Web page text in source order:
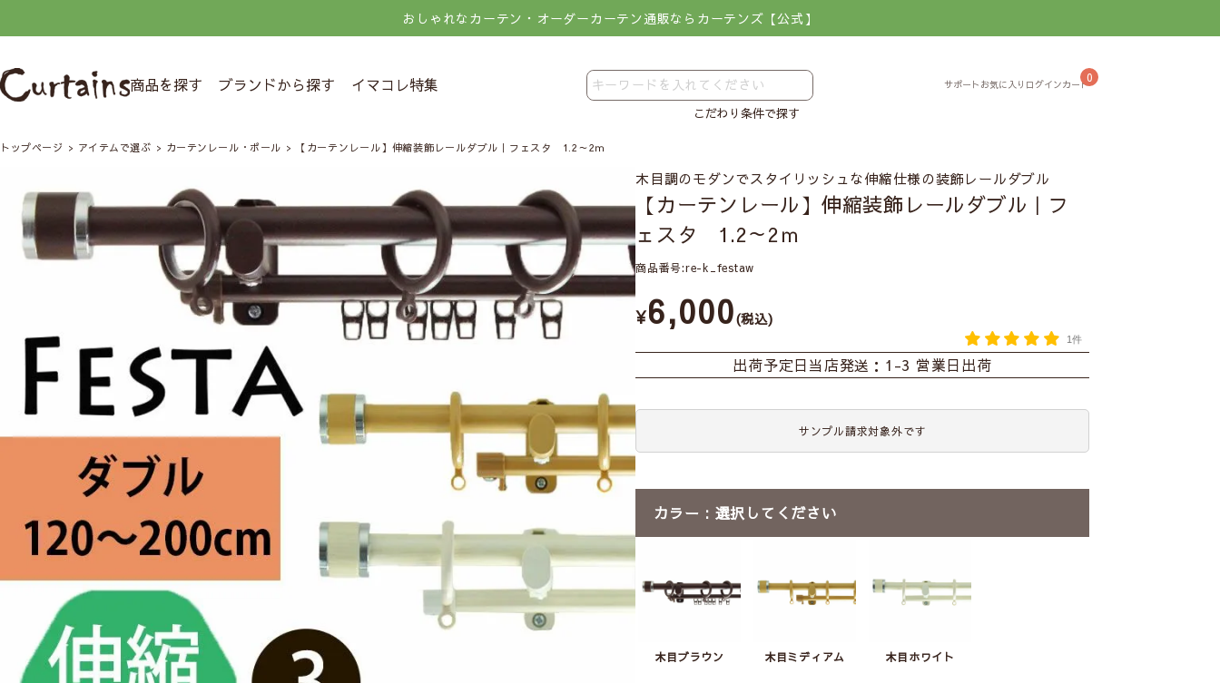
おしゃれなカーテン・オーダーカーテン通販ならカーテンズ【公式】
商品を探す ブランドから探す イマコレ特集
こだわり条件で探す
0
トップページ アイテムで選ぶ カーテンレール・ポール 【カーテンレール】伸縮装飾レールダブル｜フェスタ 1.2～2ｍ
木目調のモダンでスタイリッシュな伸縮仕様の装飾レールダブル
【カーテンレール】伸縮装飾レールダブル｜フ
ェスタ 1.2～2ｍ
商品番号 re-k_festaw
¥6,000 税込
1件
出荷予定日当店発送：1-3 営業日出荷
サンプル請求対象外です
カラー 選択してください
木目ブラウン 木目ミディアム 木目ホワイト